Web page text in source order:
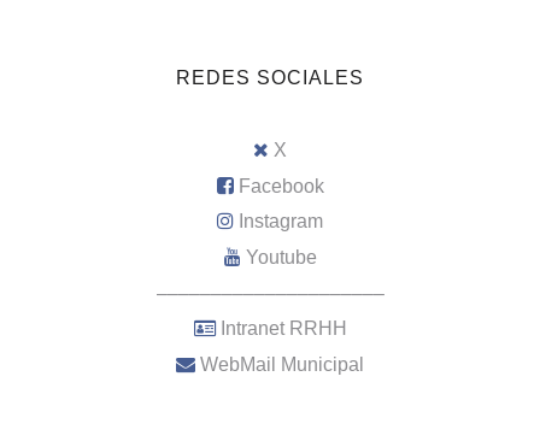
REDES SOCIALES
X
Facebook
Instagram
Youtube
–––––––––––––––––––––
Intranet RRHH
WebMail Municipal